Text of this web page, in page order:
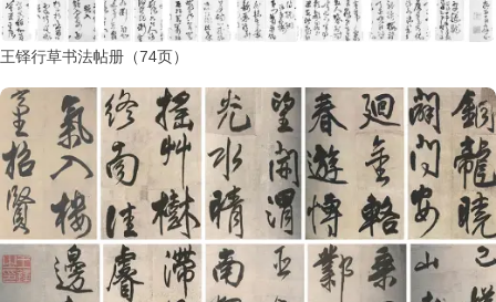
王铎行草书法帖册（74页）